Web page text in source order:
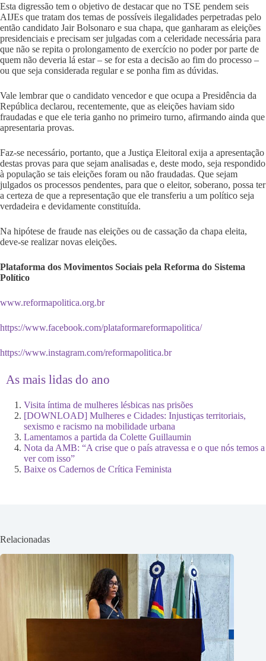
Esta digressão tem o objetivo de destacar que no TSE pendem seis
AIJEs que tratam dos temas de possíveis ilegalidades perpetradas pelo
então candidato Jair Bolsonaro e sua chapa, que ganharam as eleições
presidenciais e precisam ser julgadas com a celeridade necessária para
que não se repita o prolongamento de exercício no poder por parte de
quem não deveria lá estar – se for esta a decisão ao fim do processo –
ou que seja considerada regular e se ponha fim as dúvidas.
Vale lembrar que o candidato vencedor e que ocupa a Presidência da
República declarou, recentemente, que as eleições haviam sido
fraudadas e que ele teria ganho no primeiro turno, afirmando ainda que
apresentaria provas.
Faz-se necessário, portanto, que a Justiça Eleitoral exija a apresentação
destas provas para que sejam analisadas e, deste modo, seja respondido
à população se tais eleições foram ou não fraudadas. Que sejam
julgados os processos pendentes, para que o eleitor, soberano, possa ter
a certeza de que a representação que ele transferiu a um político seja
verdadeira e devidamente constituída.
Na hipótese de fraude nas eleições ou de cassação da chapa eleita,
deve-se realizar novas eleições.
Plataforma dos Movimentos Sociais pela Reforma do Sistema
Político
www.reformapolitica.org.br
https://www.facebook.com/plataformareformapolitica/
https://www.instagram.com/reformapolitica.br
As mais lidas do ano
Visita íntima de mulheres lésbicas nas prisões
[DOWNLOAD] Mulheres e Cidades: Injustiças territoriais,
sexismo e racismo na mobilidade urbana
Lamentamos a partida da Colette Guillaumin
Nota da AMB: “A crise que o país atravessa e o que nós temos a
ver com isso”
Baixe os Cadernos de Crítica Feminista
Relacionadas